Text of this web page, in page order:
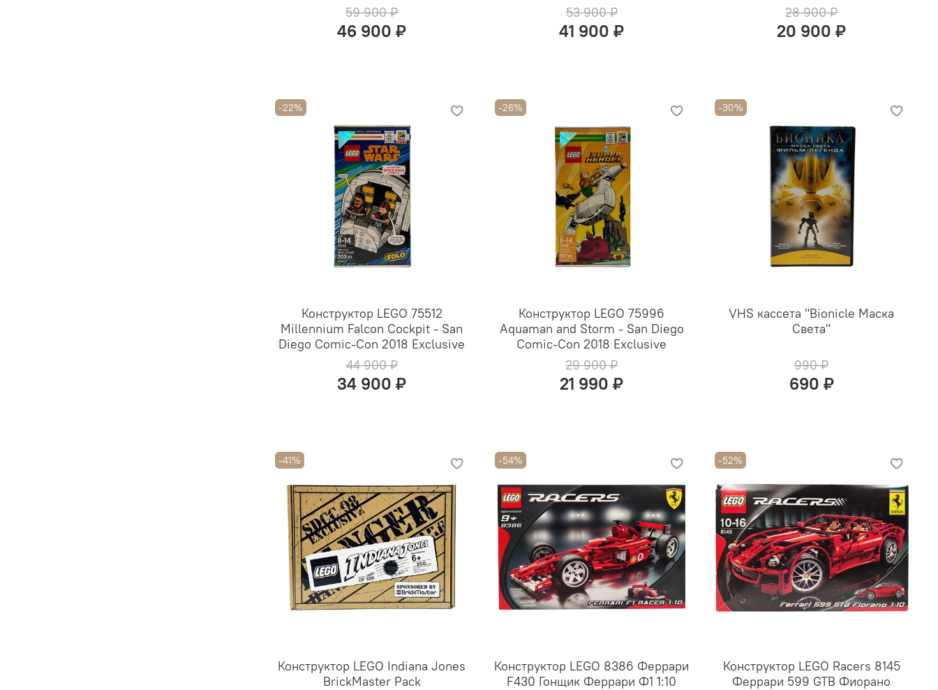
59 900 ₽
46 900 ₽
53 900 ₽
41 900 ₽
28 900 ₽
20 900 ₽
-22%
Конструктор LEGO 75512
Millennium Falcon Cockpit - San
Diego Comic-Con 2018 Exclusive
44 900 ₽
34 900 ₽
-26%
Конструктор LEGO 75996
Aquaman and Storm - San Diego
Comic-Con 2018 Exclusive
29 900 ₽
21 990 ₽
-30%
VHS кассета "Bionicle Маска
Света"
990 ₽
690 ₽
-41%
Конструктор LEGO Indiana Jones
BrickMaster Pack
-54%
Конструктор LEGO 8386 Феррари
F430 Гонщик Феррари Ф1 1:10
-52%
Конструктор LEGO Racers 8145
Феррари 599 GTB Фиорано